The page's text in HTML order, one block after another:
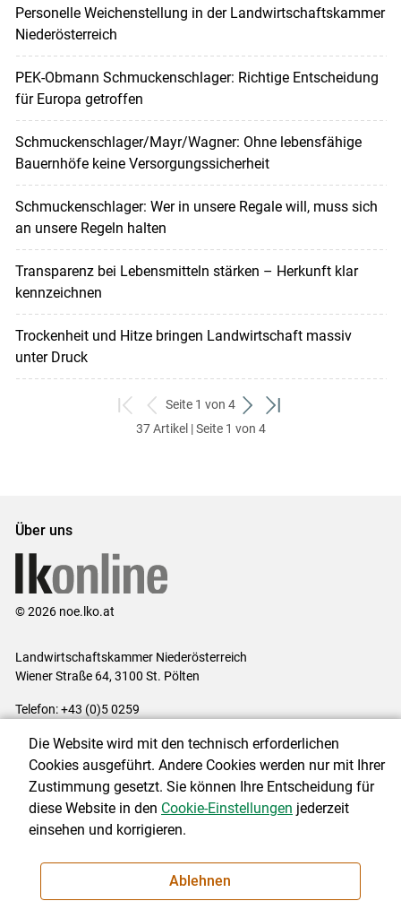
Personelle Weichenstellung in der Landwirtschaftskammer
Niederösterreich
PEK-Obmann Schmuckenschlager: Richtige Entscheidung
für Europa getroffen
Schmuckenschlager/Mayr/Wagner: Ohne lebensfähige
Bauernhöfe keine Versorgungssicherheit
Schmuckenschlager: Wer in unsere Regale will, muss sich
an unsere Regeln halten
Transparenz bei Lebensmitteln stärken – Herkunft klar
kennzeichnen
Trockenheit und Hitze bringen Landwirtschaft massiv
unter Druck
zum
ersten
zurück
zum
Seite 1 von 4
weiter
zum
zum
37 Artikel | Seite 1 von 4
Über uns
© 2026 noe.lko.at
Landwirtschaftskammer Niederösterreich
Wiener Straße 64, 3100 St. Pölten
Telefon: +43 (0)5 0259
Impressum|Kontakt|Datenschutzerklärung|Barrierefreiheit|
Cookie-Einstellungen
NEWSLETTER
Die Website wird mit den technisch erforderlichen
Cookies ausgeführt. Andere Cookies werden nur mit Ihrer
Zustimmung gesetzt. Sie können Ihre Entscheidung für
diese Website in den Cookie-Einstellungen jederzeit
einsehen und korrigieren.
Ablehnen